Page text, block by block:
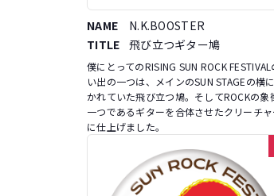
NAME
N.K.BOOSTER
TITLE 飛び立つギター鳩
僕にとってのRISING SUN ROCK FESTIVAL
い出の一つは、メインのSUN STAGEの横
かれていた飛び立つ鳩。そしてROCKの象
一つであるギターを合体させたクリーチャ
に仕上げました。